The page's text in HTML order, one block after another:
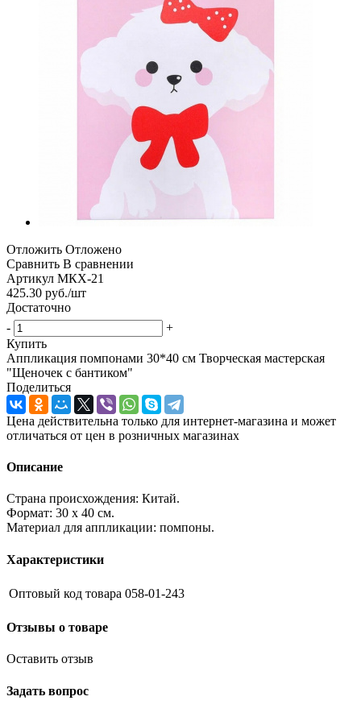
Отложить Отложено
Сравнить В сравнении
Артикул МКХ-21
425.30 руб./шт
Достаточно
-
+
Купить
Аппликация помпонами 30*40 см Творческая мастерская
"Щеночек с бантиком"
Поделиться
Цена действительна только для интернет-магазина и может
отличаться от цен в розничных магазинах
Описание
Страна происхождения: Китай.
Формат: 30 х 40 см.
Материал для аппликации: помпоны.
Характеристики
Оптовый код товара 058-01-243
Отзывы о товаре
Оставить отзыв
Задать вопрос